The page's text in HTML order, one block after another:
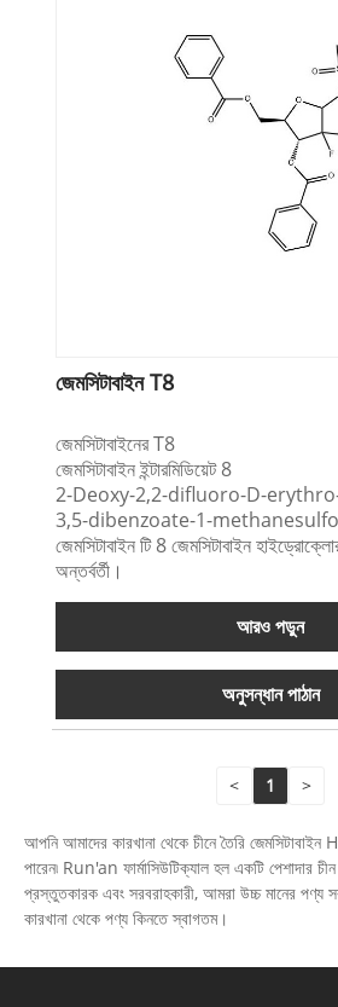
জেমসিটাবাইন T8
জেমসিটাবাইনের T8
জেমসিটাবাইন ইন্টারমিডিয়েট 8
2-Deoxy-2,2-difluoro-D-
3,5-dibenzoate-1-
জেমসিটাবাইন টি 8 জেমসিটাবাইন
অন্তর্বর্তী।
আরও পড়ুন
অনুসন্ধান পাঠান
< 1 >
আপনি আমাদের কারখানা থেকে চীনে তৈরি
পারেন৷ Run'an ফার্মাসিউটিক্যাল হল একটি পেশাদার
প্রস্তুতকারক এবং সরবরাহকারী, আমরা উচ্চ মানের পণ্য
কারখানা থেকে পণ্য কিনতে স্বাগতম।